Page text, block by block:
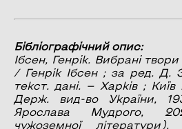
Бібліографічний опис:
Ібсен, Генрік. Вибрані твори
/ Генрік Ібсен ; за ред. Д.
текст. дані. — Харків ;
Держ. вид-во України,
Ярослава Мудрого,
чужоземної